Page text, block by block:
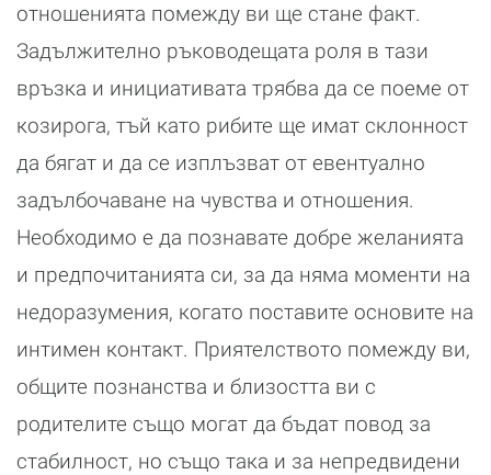
отношенията помежду ви ще стане факт.
Задължително ръководещата роля в тази
връзка и инициативата трябва да се поеме от
козирога, тъй като рибите ще имат склонност
да бягат и да се изплъзват от евентуално
задълбочаване на чувства и отношения.
Необходимо е да познавате добре желанията
и предпочитанията си, за да няма моменти на
недоразумения, когато поставите основите на
интимен контакт. Приятелството помежду ви,
общите познанства и близостта ви с
родителите също могат да бъдат повод за
стабилност, но също така и за непредвидени